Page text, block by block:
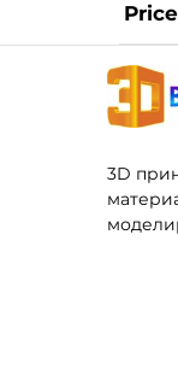
Price
3D